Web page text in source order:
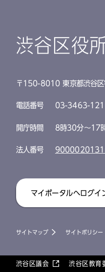
渋谷区役
〒150-8010 東京都渋谷区
電話番号 03-3463-1211
開庁時間 8時30分～17
法人番号
マイポータルへログイ
サイトマップ サイトポリシー
渋谷区議会 渋谷区教育